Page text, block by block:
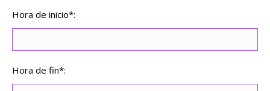
Hora de inicio*:
Hora de fin*: